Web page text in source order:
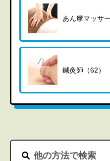
あん摩マッサ
鍼灸師（62）
他の方法で検索